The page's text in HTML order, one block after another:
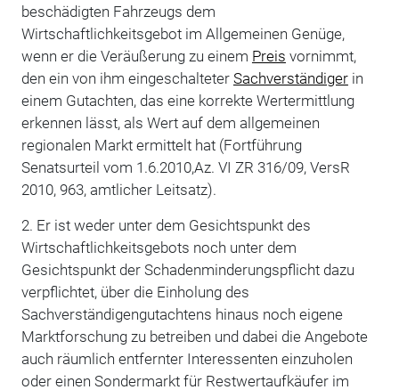
beschädigten Fahrzeugs dem
Wirtschaftlichkeitsgebot im Allgemeinen Genüge,
wenn er die Veräußerung zu einem Preis vornimmt,
den ein von ihm eingeschalteter Sachverständigerin
einem Gutachten, das eine korrekte Wertermittlung
erkennen lässt, als Wert auf dem allgemeinen
regionalen Markt ermittelt hat (Fortführung
Senatsurteil vom 1.6.2010,Az. VI ZR 316/09, VersR
2010, 963, amtlicher Leitsatz).
2. Er ist weder unter dem Gesichtspunkt des
Wirtschaftlichkeitsgebots noch unter dem
Gesichtspunkt der Schadenminderungspflicht dazu
verpflichtet, über die Einholung des
Sachverständigengutachtens hinaus noch eigene
Marktforschung zu betreiben und dabei die Angebote
auch räumlich entfernter Interessenten einzuholen
oder einen Sondermarkt für Restwertaufkäufer im